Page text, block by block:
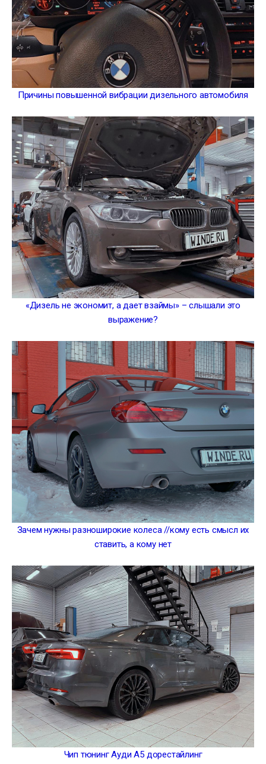
Причины повышенной вибрации дизельного автомобиля
«Дизель не экономит, а дает взаймы» – слышали это
выражение?
Зачем нужны разноширокие колеса //кому есть смысл их
ставить, а кому нет
Чип тюнинг Ауди А5 дорестайлинг